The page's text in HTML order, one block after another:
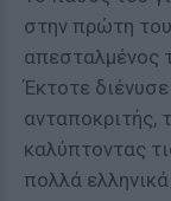
στην πρώτη
απεσταλμένος
Έκτοτε
ανταποκριτής,
καλύπτοντας
πολλά